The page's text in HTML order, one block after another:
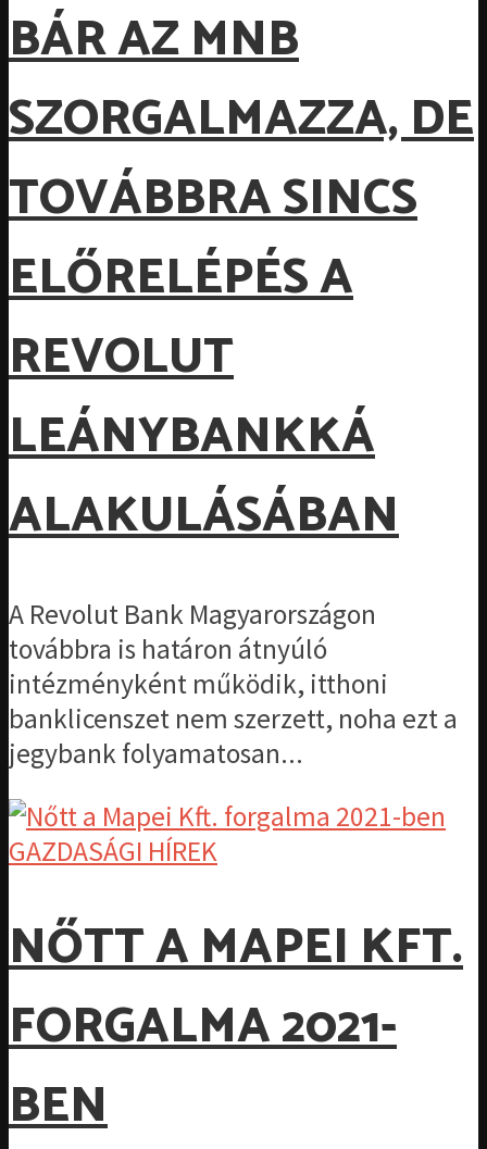
BÁR AZ MNB
SZORGALMAZZA, DE
TOVÁBBRA SINCS
ELŐRELÉPÉS A
REVOLUT
LEÁNYBANKKÁ
ALAKULÁSÁBAN
A Revolut Bank Magyarországon
továbbra is határon átnyúló
intézményként működik, itthoni
banklicenszet nem szerzett, noha ezt a
jegybank folyamatosan...
GAZDASÁGI HÍREK
NŐTT A MAPEI KFT.
FORGALMA 2021-
BEN